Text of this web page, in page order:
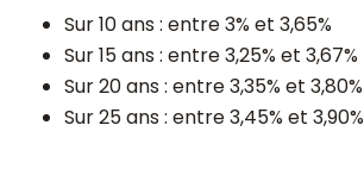
Sur 10 ans : entre 3% et 3,65%
Sur 15 ans : entre 3,25% et 3,67%
Sur 20 ans : entre 3,35% et 3,80%
Sur 25 ans : entre 3,45% et 3,90%